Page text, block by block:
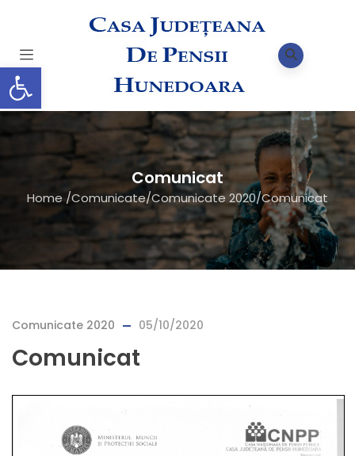
Deschide bara de unelte
Comunicat
Home /Comunicate/Comunicate 2020/Comunicat
Comunicate 2020 05/10/2020
Comunicat